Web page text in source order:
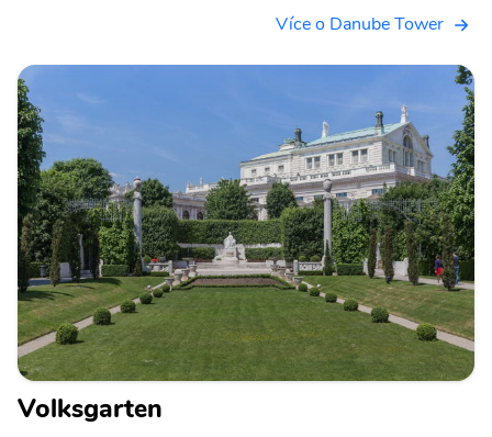
Více o Danube Tower
Volksgarten